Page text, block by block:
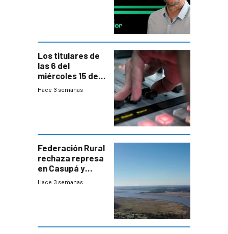
Los titulares de
las 6 del
miércoles 15 de
julio de 2026
Hace 3 semanas
Federación Rural
rechaza represa
en Casupá y
firma demanda
Hace 3 semanas